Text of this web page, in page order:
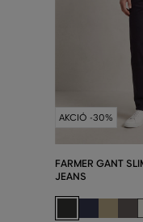
AKCIÓ -30%
FARMER GANT
JEANS